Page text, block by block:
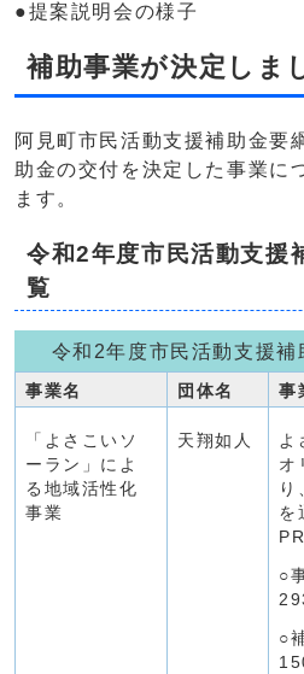
●提案説明会の様子
補助事業が決定しま
阿見町市民活動支援補助金要
助金の交付を決定した事業に
ます。
令和2年度市民活動支
覧
令和2年度市民活動支援
事業名 団体名 事
「よさこいソ
ーラン」によ
る地域活性化
事業
天翔如人
よ
オ
り
を
○
○